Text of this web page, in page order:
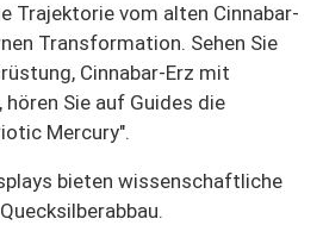
Trajektorie vom alten Cinnabar-
Transformation. Sehen Sie
Cinnabar-Erz mit
Sie auf Guides die
Mercury".
bieten wissenschaftliche